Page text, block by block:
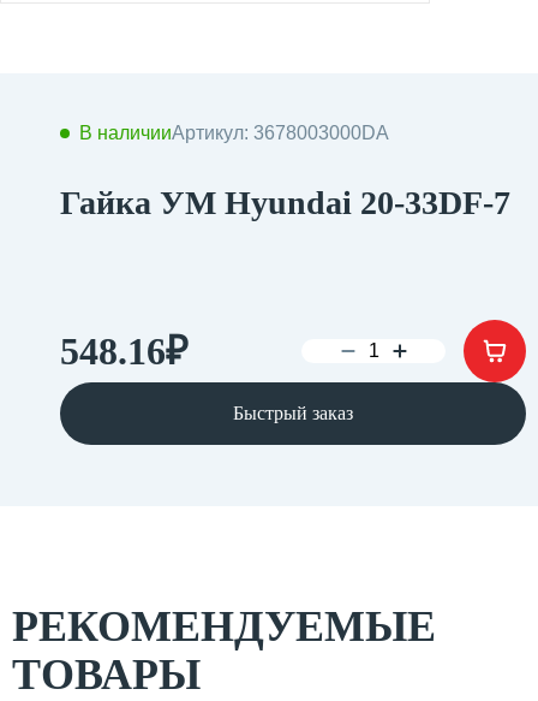
В наличииАртикул: 3678003000DA
Гайка УМ Hyundai 20-33DF-7
548.16₽
Быстрый заказ
РЕКОМЕНДУЕМЫЕ
ТОВАРЫ